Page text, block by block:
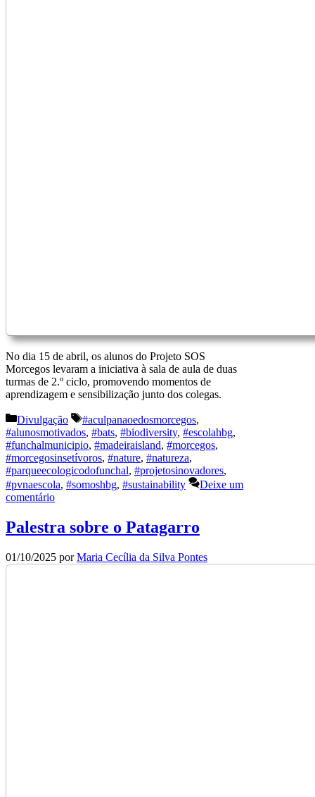
No dia 15 de abril, os alunos do Projeto SOS
Morcegos levaram a iniciativa à sala de aula de duas
turmas de 2.º ciclo, promovendo momentos de
aprendizagem e sensibilização junto dos colegas.
Categorias
Divulgação Etiquetas
#aculpanaoedosmorcegos,
#alunosmotivados, #bats, #biodiversity, #escolahbg,
#funchalmunicipio, #madeiraisland, #morcegos,
#morcegosinsetívoros, #nature, #natureza,
#parqueecologicodofunchal, #projetosinovadores,
#pvnaescola, #somoshbg, #sustainability
Deixe um
comentário
Palestra sobre o Patagarro
01/10/2025 porMaria Cecília da Silva Pontes